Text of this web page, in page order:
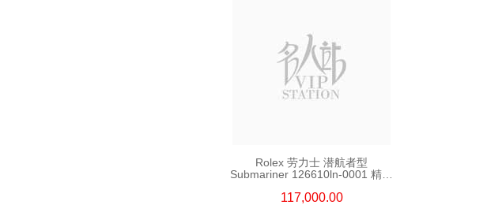
Rolex 劳力士 潜航者型
Submariner 126610ln-0001 精钢
117,000.00